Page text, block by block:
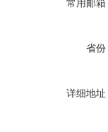
常用邮箱
省份
详细地址